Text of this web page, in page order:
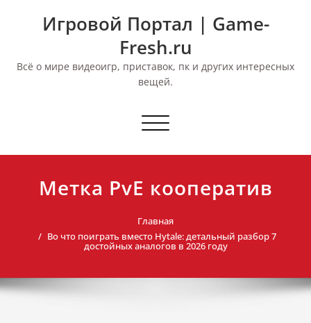
Игровой Портал | Game-
Fresh.ru
Всё о мире видеоигр, приставок, пк и других интересных
вещей.
Переключить
Метка PvE кооператив
Главная
Во что поиграть вместо Hytale: детальный разбор 7
достойных аналогов в 2026 году